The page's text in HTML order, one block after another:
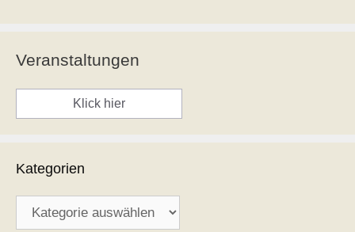
Veranstaltungen
Klick hier
Kategorien